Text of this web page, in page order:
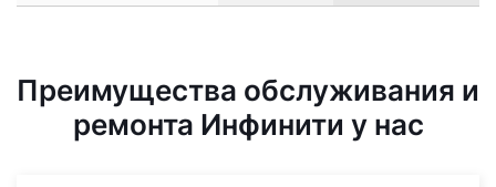
Преимущества обслуживания и
ремонта Инфинити у нас